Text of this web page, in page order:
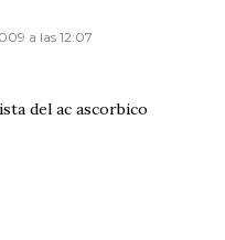
a las 12:07
del ac ascorbico